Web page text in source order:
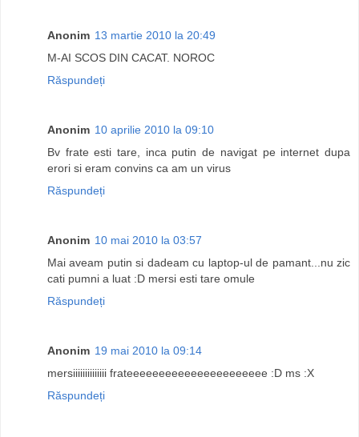
Anonim 13 martie 2010 la 20:49
M-AI SCOS DIN CACAT. NOROC
Răspundeți
Anonim 10 aprilie 2010 la 09:10
Bv frate esti tare, inca putin de navigat pe internet dupa
erori si eram convins ca am un virus
Răspundeți
Anonim 10 mai 2010 la 03:57
Mai aveam putin si dadeam cu laptop-ul de pamant...nu zic
cati pumni a luat :D mersi esti tare omule
Răspundeți
Anonim 19 mai 2010 la 09:14
mersiiiiiiiiiiiiii frateeeeeeeeeeeeeeeeeeeeee :D ms :X
Răspundeți